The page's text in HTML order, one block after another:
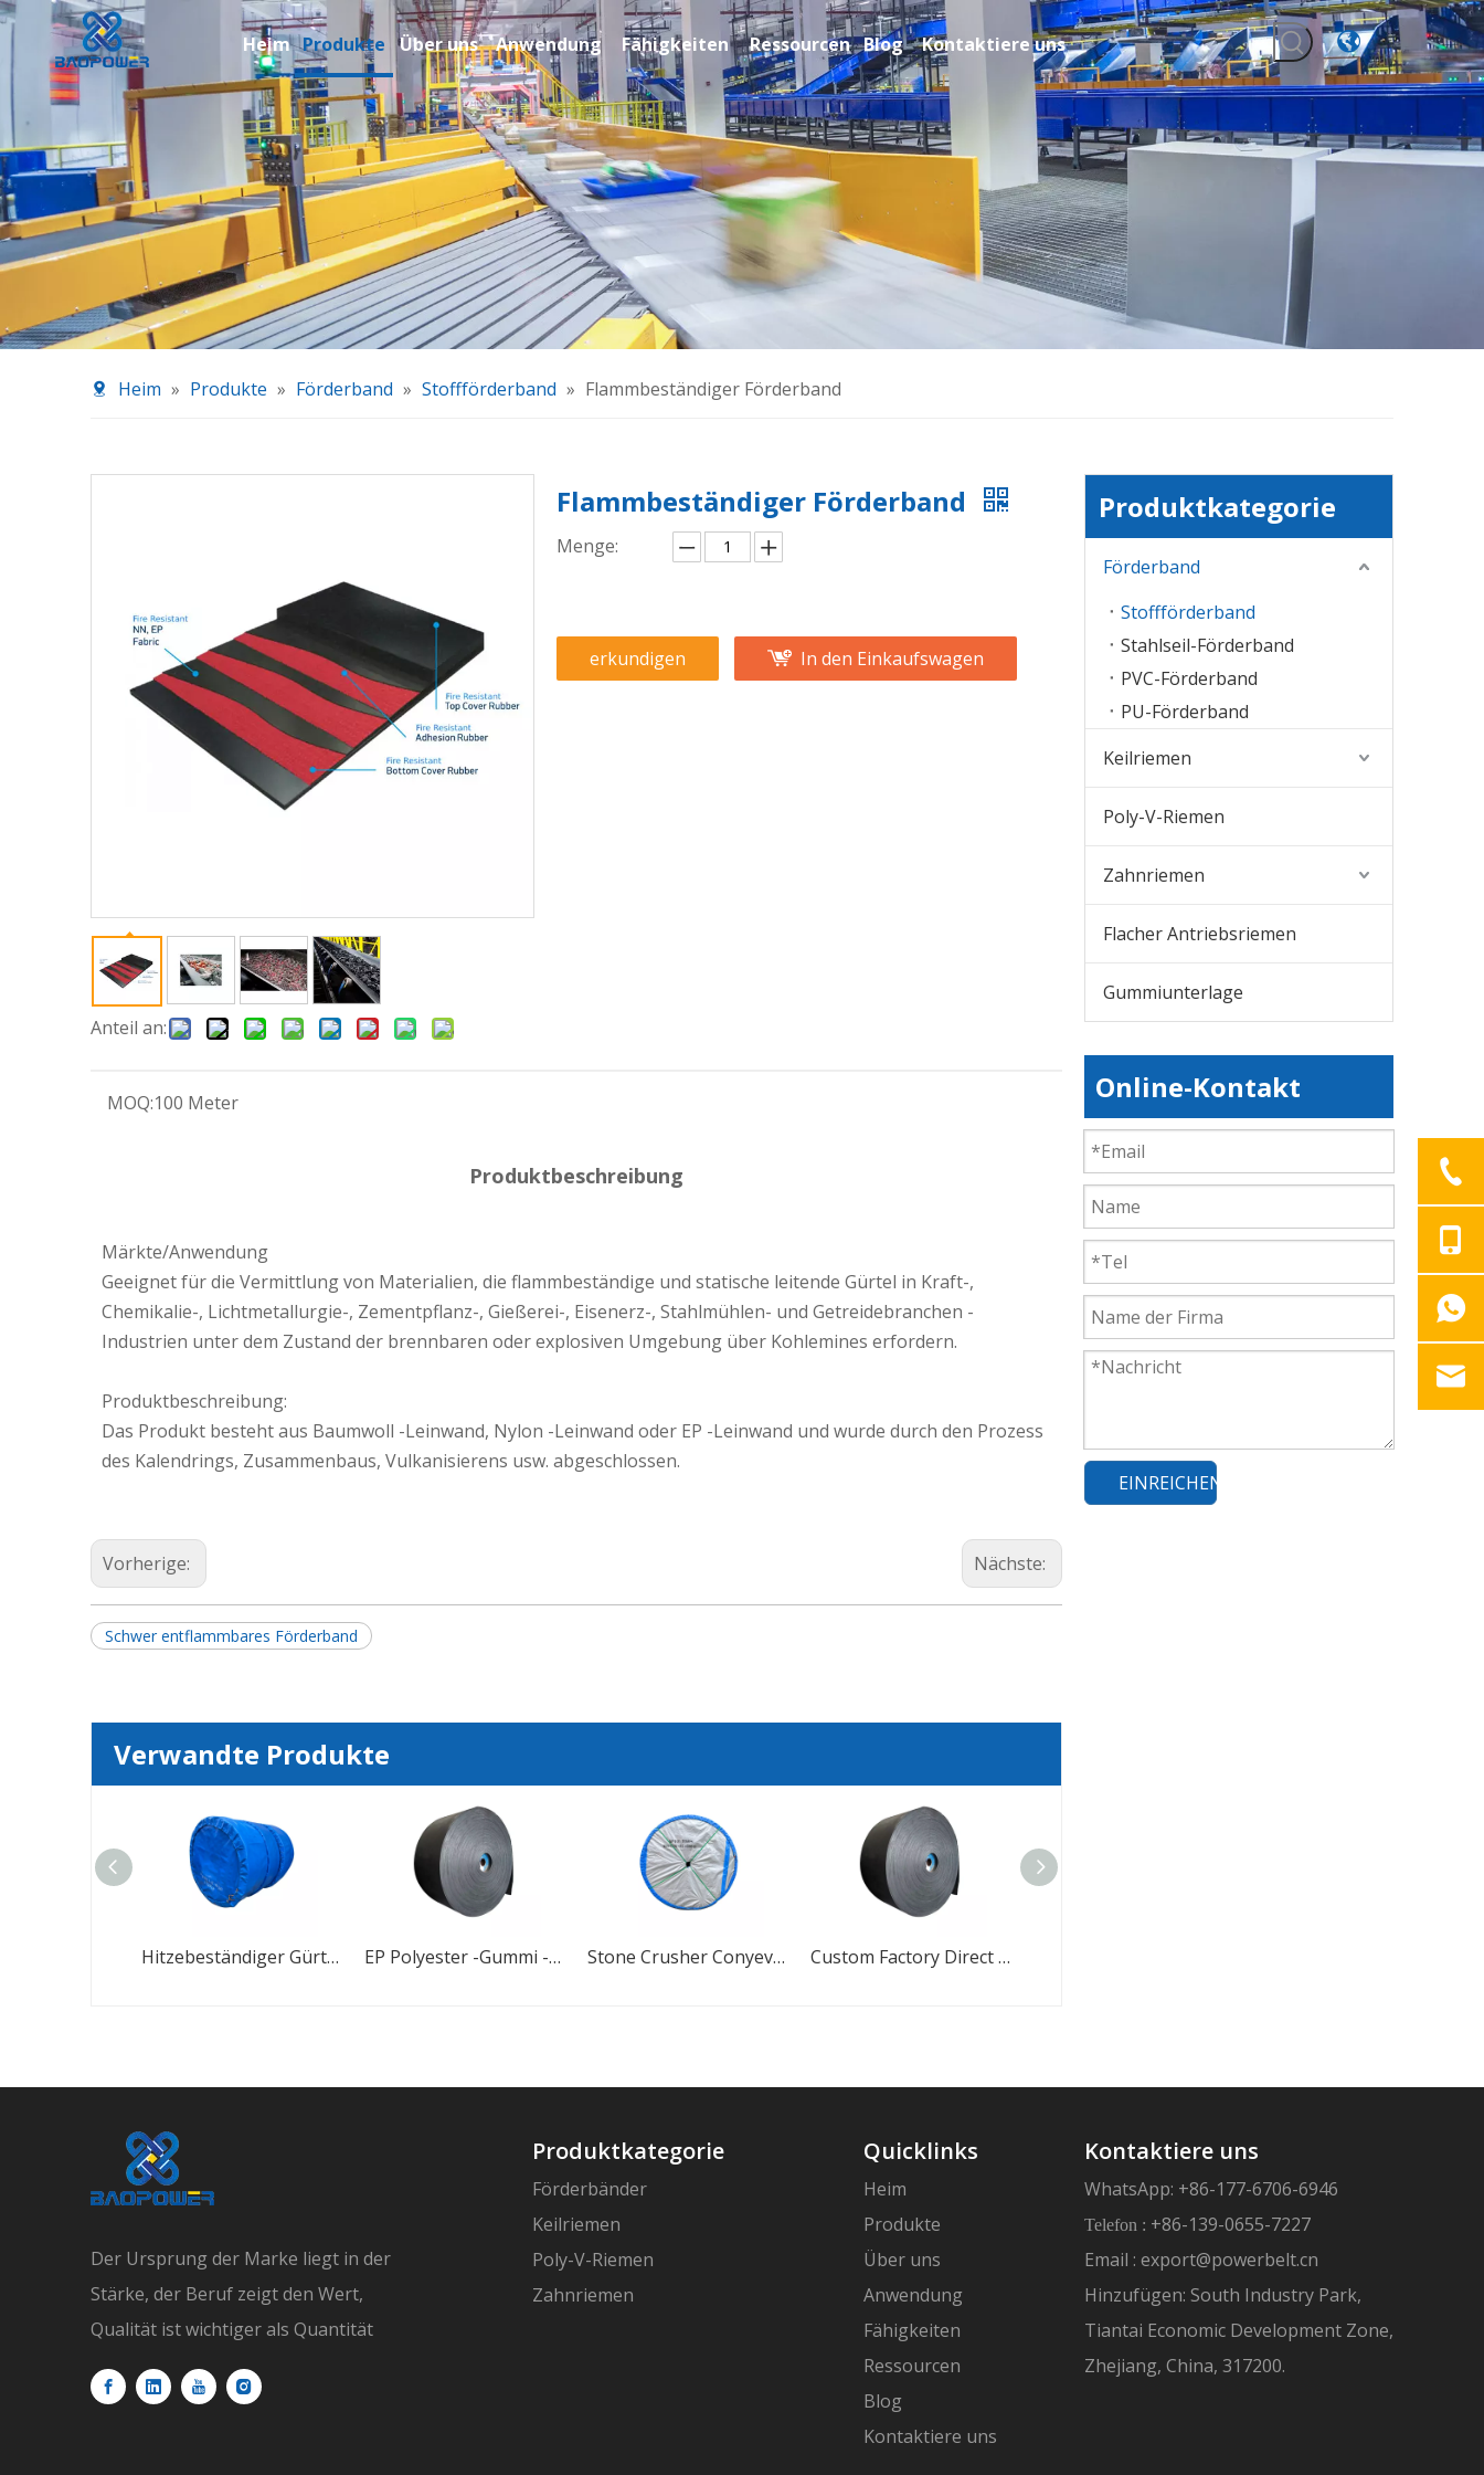
Heim Produkte Über uns Anwendung Fähigkeiten Ressourcen Blog Kontaktiere uns
Heim » Produkte » Förderband » Stoffförderband » Flammbeständiger Förderband
Anteil an:
Flammbeständiger Förderband
Menge:
erkundigen In den Einkaufswagen
MOQ:100 Meter
Produktbeschreibung
Märkte/Anwendung
Geeignet für die Vermittlung von Materialien, die flammbeständige und statische leitende Gürtel in Kraft-,
Chemikalie-, Lichtmetallurgie-, Zementpflanz-, Gießerei-, Eisenerz-, Stahlmühlen- und Getreidebranchen -
Industrien unter dem Zustand der brennbaren oder explosiven Umgebung über Kohlemines erfordern.
Produktbeschreibung:
Das Produkt besteht aus Baumwoll -Leinwand, Nylon -Leinwand oder EP -Leinwand und wurde durch den Prozess
des Kalendrings, Zusammenbaus, Vulkanisierens usw. abgeschlossen.
Vorherige: Nächste:
Schwer entflammbares Förderband
Verwandte Produkte
Hitzebeständiger Gürtelsteinpulver Gummi -Förderband für Steinschleiker EP Polyester -Gummi -Förderband NN Nylon Förderband Stone Crusher Conyevor-Gürtel Hersteller Industrieförderergürtel Custom Factory Direct Black Fördergürtel
Produktkategorie
Förderband
Stoffförderband
Stahlseil-Förderband
PVC-Förderband
PU-Förderband
Keilriemen
Poly-V-Riemen
Zahnriemen
Flacher Antriebsriemen
Gummiunterlage
Online-Kontakt
EINREICHEN
Der Ursprung der Marke liegt in der
Stärke, der Beruf zeigt den Wert,
Qualität ist wichtiger als Quantität
Produktkategorie
Förderbänder
Keilriemen
Poly-V-Riemen
Zahnriemen
Quicklinks
Heim
Produkte
Über uns
Anwendung
Fähigkeiten
Ressourcen
Blog
Kontaktiere uns
Kontaktiere uns
WhatsApp: +86-177-6706-6946
Telefon : +86-139-0655-7227
Email : export@powerbelt.cn
Hinzufügen: South Industry Park,
Tiantai Economic Development Zone,
Zhejiang, China, 317200.